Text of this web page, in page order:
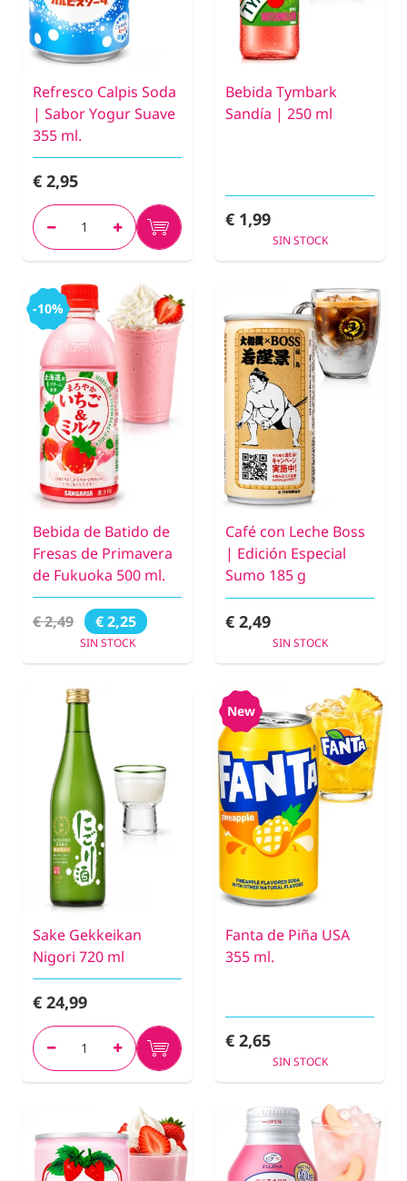
Refresco Calpis Soda
| Sabor Yogur Suave
355 ml.
€ 2,95
Bebida Tymbark
Sandía | 250 ml
€ 1,99
SIN STOCK
-10%
Bebida de Batido de
Fresas de Primavera
de Fukuoka 500 ml.
€ 2,49 € 2,25
SIN STOCK
Café con Leche Boss
| Edición Especial
Sumo 185 g
€ 2,49
SIN STOCK
Sake Gekkeikan
Nigori 720 ml
€ 24,99
New
Fanta de Piña USA
355 ml.
€ 2,65
SIN STOCK